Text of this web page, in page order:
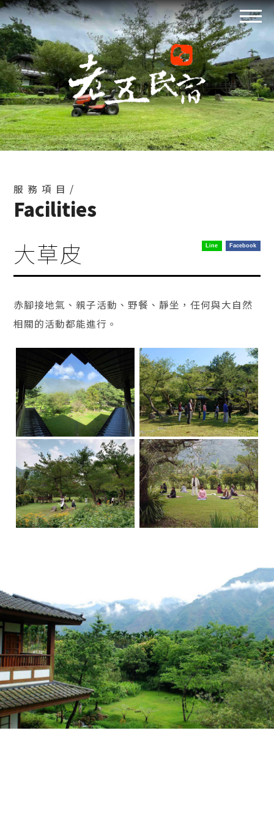
服務項目/
Facilities
Facebook
Line
大草皮
赤腳接地氣、親子活動、野餐、靜坐，任何與大自然
相關的活動都能進行。